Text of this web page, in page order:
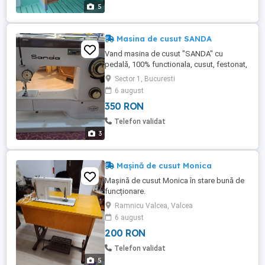
5
3
Masina de cusut SANDA
Vand masina de cusut "SANDA" cu
pedală, 100% functionala, cusut, festonat,
stare "vedeti pozele", 1 singur proprietar.
Sector 1, Bucuresti
6 august
350 RON
Telefon validat
5
Mașină de cusut Monica
Mașină de cusut Monica în stare bună de
funcționare.
Ramnicu Valcea, Valcea
6 august
200 RON
Telefon validat